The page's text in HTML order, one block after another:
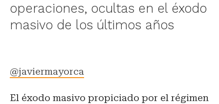
operaciones, ocultas en el éxodo
masivo de los últimos años
@javiermayorca
El éxodo masivo propiciado por el régimen